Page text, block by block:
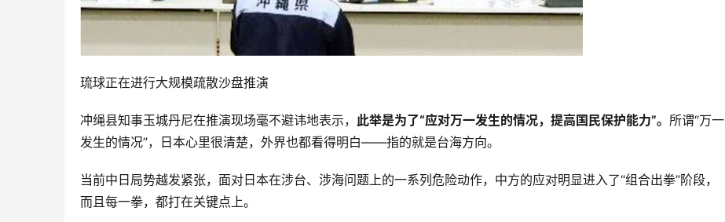
琉球正在进行大规模疏散沙盘推演
冲绳县知事玉城丹尼在推演现场毫不避讳地表示， 此举是为了“应对万一发生的情况，提高国民保护能力”。 所谓“万一
发生的情况”，日本心里很清楚，外界也都看得明白——指的就是台海方向。
当前中日局势越发紧张，面对日本在涉台、涉海问题上的一系列危险动作，中方的应对明显进入了“组合出拳”阶段，
而且每一拳，都打在关键点上。